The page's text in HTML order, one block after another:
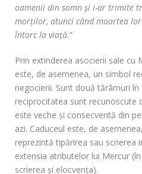
oamenii din somn și i-ar trimite
morților, atunci când moartea
întorc la viață.”
Prin extinderea asocierii sale cu
este, de asemenea, un simbol
negocierii. Sunt două tărâmuri
reciprocitatea sunt recunoscute
este veche și consecventă din
azi. Caduceul este, de
reprezintă tipărirea sau scrierea
extensia atributelor lui Mercur
scrierea și elocvența).